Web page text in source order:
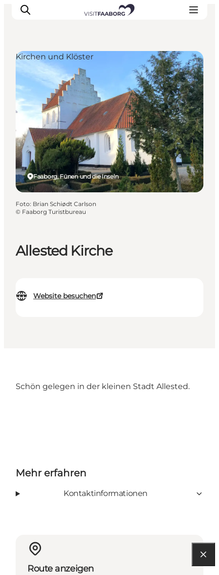
Unterkünfte
Gastronomie
Erlebnisse
Inselhüpfen
Outdoor
Kalender
Allested Kirche
Website besuchen
Faaborg, Fünen und die Inseln
Kirchen und Klöster
Foto: Brian Schiødt Carlson
© Faaborg Turistbureau
Schön gelegen in der kleinen Stadt Allested.
Mehr erfahren
Kontaktinformationen
Route anzeigen